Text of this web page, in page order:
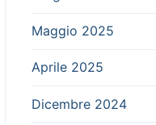
Maggio 2025
Aprile 2025
Dicembre 2024